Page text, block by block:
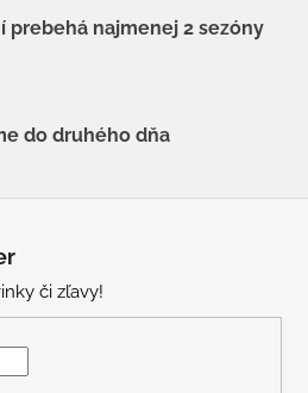
prebehá najmenej 2 sezóny
do druhého dňa
či zľavy!